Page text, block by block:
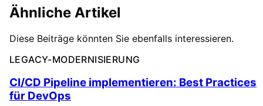
Ähnliche Artikel
Diese Beiträge könnten Sie ebenfalls interessieren.
LEGACY-MODERNISIERUNG
CI/CD Pipeline implementieren: Best Practices
für DevOps